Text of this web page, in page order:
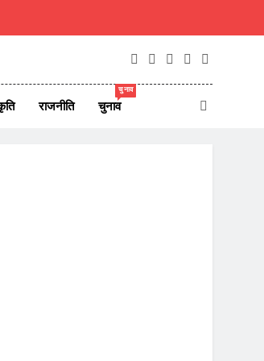
राजनीति चुनाव
चुनाव